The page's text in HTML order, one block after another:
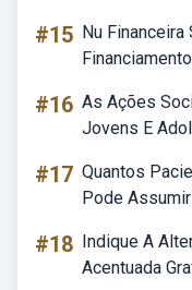
#15 Nu
#16 As Ações
Jovens E
#17 Quantos
Pode
#18 Indique A
Acentuada